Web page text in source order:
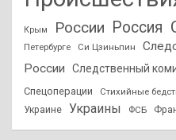
Крым России Россия
Петербурге
Си Цзиньпин
России
Следственный
Спецоперации Стихийные
Украине Украины ФСБ